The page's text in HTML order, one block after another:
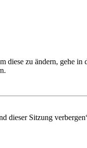
zu ändern, gehe
Sitzung